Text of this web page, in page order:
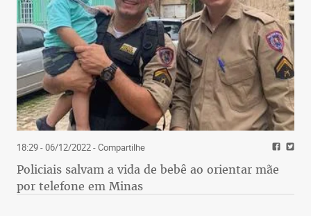
18:29 - 06/12/2022- Compartilhe
Policiais salvam a vida de bebê ao orientar mãe
por telefone em Minas